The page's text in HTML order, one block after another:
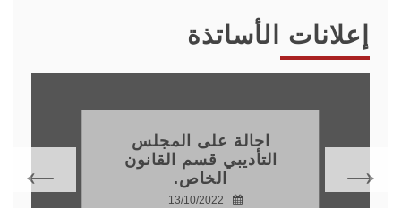
إعلانات الأساتذة
احالة على المجلس
التأديبي قسم القانون
الخاص.
13/10/2022